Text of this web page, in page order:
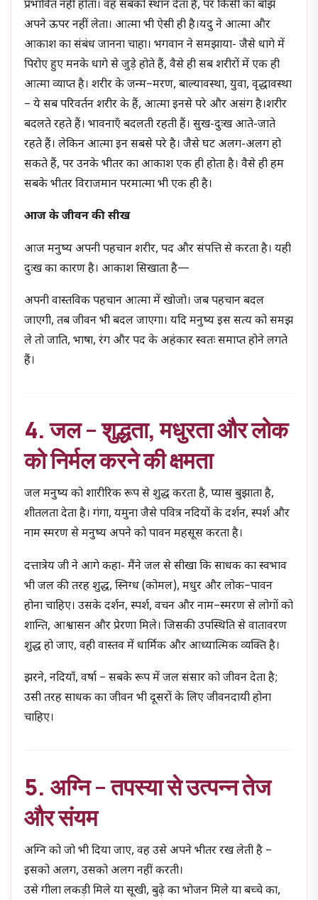
प्रभावित नहीं होता। वह सबको स्थान देता है, पर किसी का बोझ
अपने ऊपर नहीं लेता। आत्मा भी ऐसी ही है।यदु ने आत्मा और
आकाश का संबंध जानना चाहा। भगवान ने समझाया- जैसे धागे में
पिरोए हुए मनके धागे से जुड़े होते हैं, वैसे ही सब शरीरों में एक ही
आत्मा व्याप्त है। शरीर के जन्म–मरण, बाल्यावस्था, युवा, वृद्धावस्था
– ये सब परिवर्तन शरीर के हैं, आत्मा इनसे परे और असंग है।शरीर
बदलते रहते हैं। भावनाएँ बदलती रहती हैं। सुख-दुःख आते-जाते
रहते हैं। लेकिन आत्मा इन सबसे परे है। जैसे घट अलग-अलग हो
सकते हैं, पर उनके भीतर का आकाश एक ही होता है। वैसे ही हम
सबके भीतर विराजमान परमात्मा भी एक ही है।
आज के जीवन की सीख
आज मनुष्य अपनी पहचान शरीर, पद और संपत्ति से करता है। यही
दुःख का कारण है। आकाश सिखाता है—
अपनी वास्तविक पहचान आत्मा में खोजो। जब पहचान बदल
जाएगी, तब जीवन भी बदल जाएगा। यदि मनुष्य इस सत्य को समझ
ले तो जाति, भाषा, रंग और पद के अहंकार स्वतः समाप्त होने लगते
हैं।
4. जल – शुद्धता, मधुरता और लोक
को निर्मल करने की क्षमता
जल मनुष्य को शारीरिक रूप से शुद्ध करता है, प्यास बुझाता है,
शीतलता देता है। गंगा, यमुना जैसे पवित्र नदियों के दर्शन, स्पर्श और
नाम स्मरण से मनुष्य अपने को पावन महसूस करता है।
दत्तात्रेय जी ने आगे कहा- मैंने जल से सीखा कि साधक का स्वभाव
भी जल की तरह शुद्ध, स्निग्ध (कोमल), मधुर और लोक–पावन
होना चाहिए। उसके दर्शन, स्पर्श, वचन और नाम–स्मरण से लोगों को
शान्ति, आश्वासन और प्रेरणा मिले। जिसकी उपस्थिति से वातावरण
शुद्ध हो जाए, वही वास्तव में धार्मिक और आध्यात्मिक व्यक्ति है।
झरने, नदियाँ, वर्षा – सबके रूप में जल संसार को जीवन देता है;
उसी तरह साधक का जीवन भी दूसरों के लिए जीवनदायी होना
चाहिए।
5. अग्नि – तपस्या से उत्पन्न तेज
और संयम
अग्नि को जो भी दिया जाए, वह उसे अपने भीतर रख लेती है –
इसको अलग, उसको अलग नहीं करती।
उसे गीला लकड़ी मिले या सूखी, बुढ़े का भोजन मिले या बच्चे का,